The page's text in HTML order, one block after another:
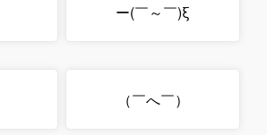
ー(￣～￣)ξ
（￣へ￣）